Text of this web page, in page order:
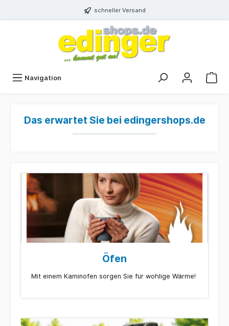
schneller Versand
Navigation
Das erwartet Sie bei edingershops.de
Öfen
Mit einem Kaminofen sorgen Sie für wohlige Wärme!